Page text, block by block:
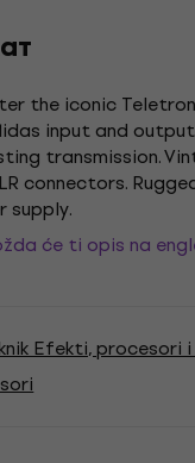
the iconic
input and
transmission.
connectors.
supply.
će ti opis na
Efekti, procesori